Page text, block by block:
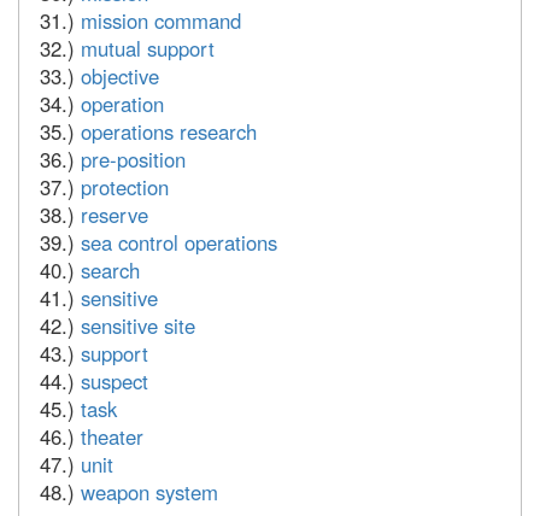
31.) mission command
32.) mutual support
33.) objective
34.) operation
35.) operations research
36.) pre-position
37.) protection
38.) reserve
39.) sea control operations
40.) search
41.) sensitive
42.) sensitive site
43.) support
44.) suspect
45.) task
46.) theater
47.) unit
48.) weapon system